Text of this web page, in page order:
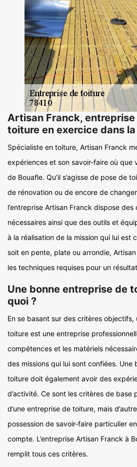
Artisan Franck,
toiture en exercice dans
Spécialiste en toiture, Artisan Franck
expériences et son savoir-faire où que
de Bouafle. Qu’il s’agisse de pose de
de rénovation ou de encore de
l’entreprise Artisan Franck dispose
nécessaires ainsi que des outils et
à la réalisation de la mission qui lui est
soit en pente, plate ou arrondie,
les techniques requises pour un
Une bonne entreprise de
quoi ?
En se basant sur des critères
toiture est une entreprise
compétences et les matériels
des missions qui lui sont confiées. Une
toiture doit également avoir des
d’activité. Ce sont les critères de base
d’une entreprise de toiture, mais
possession de savoir-faire particulier
compte. L’entreprise Artisan Franck à
remplit tous ces critères.